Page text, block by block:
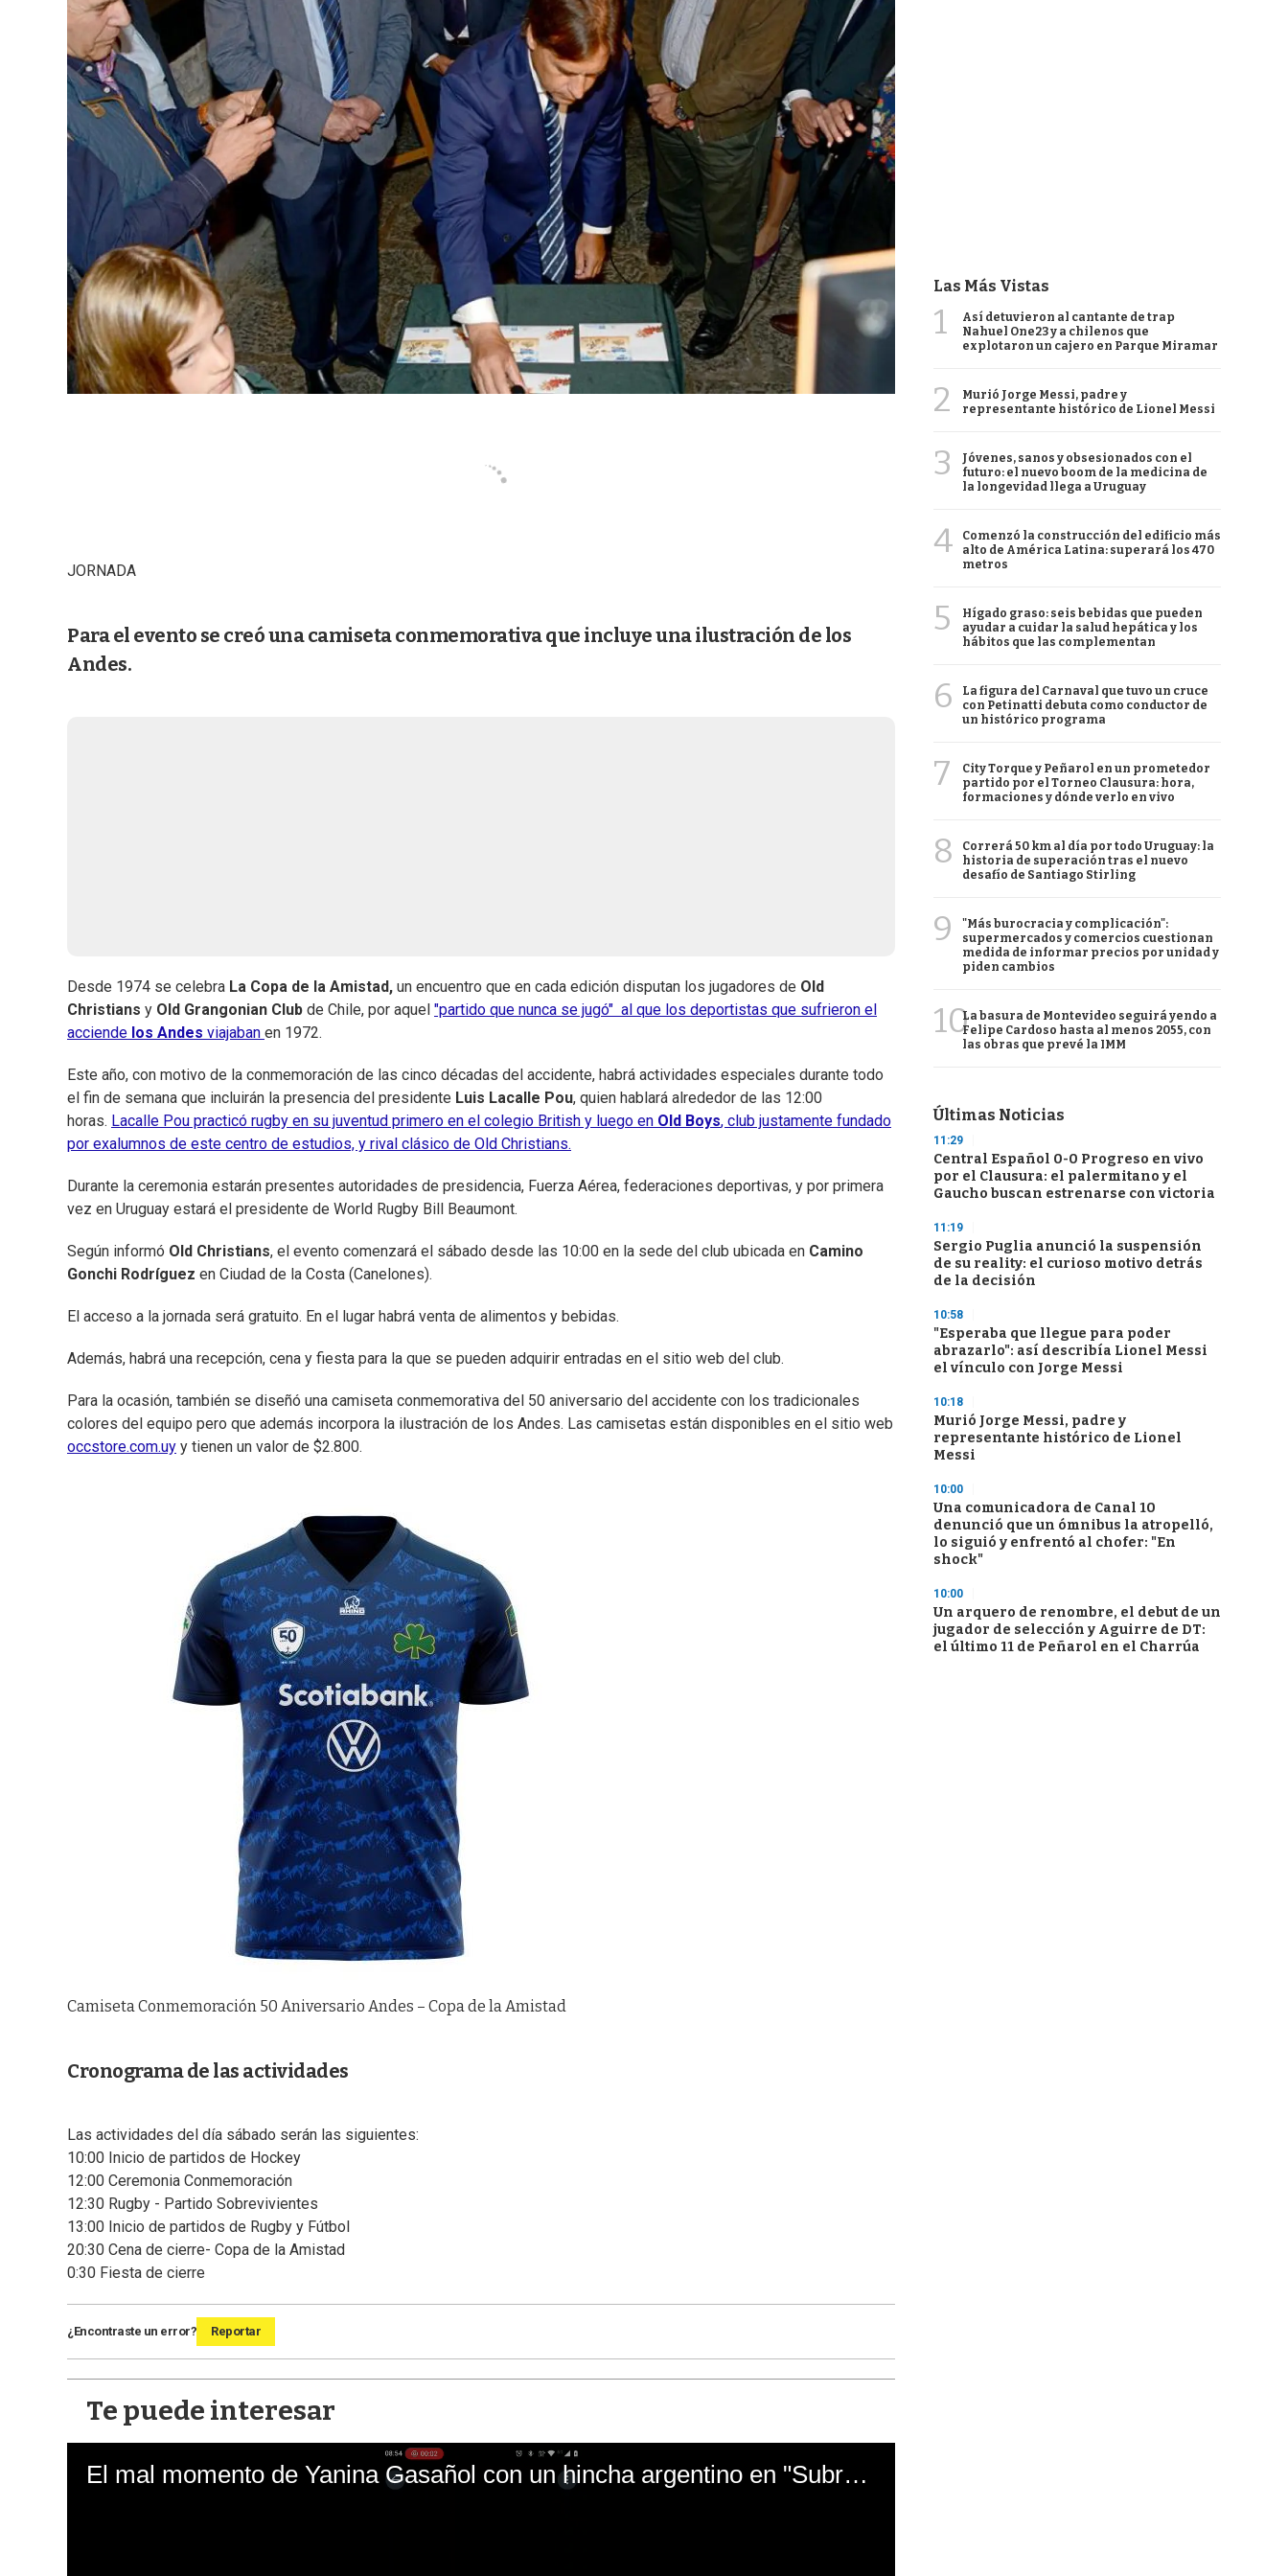
JORNADA
Para el evento se creó una camiseta conmemorativa que incluye una ilustración de los
Andes.
Desde 1974 se celebra La Copa de la Amistad, un encuentro que en cada edición disputan los jugadores de Old
Christians y Old Grangonian Club de Chile, por aquel "partido que nunca se jugó" al que los deportistas que sufrieron el
acciende los Andes viajaban en 1972.
Este año, con motivo de la conmemoración de las cinco décadas del accidente, habrá actividades especiales durante todo
el fin de semana que incluirán la presencia del presidente Luis Lacalle Pou, quien hablará alrededor de las 12:00
horas. Lacalle Pou practicó rugby en su juventud primero en el colegio British y luego en Old Boys, club justamente fundado
por exalumnos de este centro de estudios, y rival clásico de Old Christians.
Durante la ceremonia estarán presentes autoridades de presidencia, Fuerza Aérea, federaciones deportivas, y por primera
vez en Uruguay estará el presidente de World Rugby Bill Beaumont.
Según informó Old Christians, el evento comenzará el sábado desde las 10:00 en la sede del club ubicada en Camino
Gonchi Rodríguez en Ciudad de la Costa (Canelones).
El acceso a la jornada será gratuito. En el lugar habrá venta de alimentos y bebidas.
Además, habrá una recepción, cena y fiesta para la que se pueden adquirir entradas en el sitio web del club.
Para la ocasión, también se diseñó una camiseta conmemorativa del 50 aniversario del accidente con los tradicionales
colores del equipo pero que además incorpora la ilustración de los Andes. Las camisetas están disponibles en el sitio web
occstore.com.uy y tienen un valor de $2.800.
Camiseta Conmemoración 50 Aniversario Andes – Copa de la Amistad
Cronograma de las actividades
Las actividades del día sábado serán las siguientes:
10:00 Inicio de partidos de Hockey
12:00 Ceremonia Conmemoración
12:30 Rugby - Partido Sobrevivientes
13:00 Inicio de partidos de Rugby y Fútbol
20:30 Cena de cierre- Copa de la Amistad
0:30 Fiesta de cierre
¿Encontraste un error? Reportar
Te puede interesar
El mal momento de Yanina Gasañol con un hincha argentino en "Subrayado"
Las Más Vistas
1
Así detuvieron al cantante de trap
Nahuel One23 y a chilenos que
explotaron un cajero en Parque Miramar
2
Murió Jorge Messi, padre y
representante histórico de Lionel Messi
3
Jóvenes, sanos y obsesionados con el
futuro: el nuevo boom de la medicina de
la longevidad llega a Uruguay
4
Comenzó la construcción del edificio más
alto de América Latina: superará los 470
metros
5
Hígado graso: seis bebidas que pueden
ayudar a cuidar la salud hepática y los
hábitos que las complementan
6
La figura del Carnaval que tuvo un cruce
con Petinatti debuta como conductor de
un histórico programa
7
City Torque y Peñarol en un prometedor
partido por el Torneo Clausura: hora,
formaciones y dónde verlo en vivo
8
Correrá 50 km al día por todo Uruguay: la
historia de superación tras el nuevo
desafío de Santiago Stirling
9
"Más burocracia y complicación":
supermercados y comercios cuestionan
medida de informar precios por unidad y
piden cambios
10La basura de Montevideo seguirá yendo a
Felipe Cardoso hasta al menos 2055, con
las obras que prevé la IMM
Últimas Noticias
11:29
Central Español 0-0 Progreso en vivo
por el Clausura: el palermitano y el
Gaucho buscan estrenarse con victoria
11:19
Sergio Puglia anunció la suspensión
de su reality: el curioso motivo detrás
de la decisión
10:58
"Esperaba que llegue para poder
abrazarlo": así describía Lionel Messi
el vínculo con Jorge Messi
10:18
Murió Jorge Messi, padre y
representante histórico de Lionel
Messi
10:00
Una comunicadora de Canal 10
denunció que un ómnibus la atropelló,
lo siguió y enfrentó al chofer: "En
shock"
10:00
Un arquero de renombre, el debut de un
jugador de selección y Aguirre de DT:
el último 11 de Peñarol en el Charrúa